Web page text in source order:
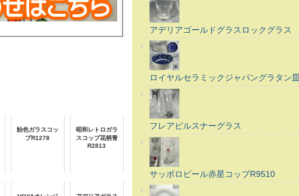
飴色ガラスコッ
プR1278
昭和レトロガラ
スコップ花柄青
R2813
アデリアゴールドグラスロックグラス
ロイヤルセラミックジャパングラタン皿
フレアピルスナーグラス
サッポロビール赤星コップR9510